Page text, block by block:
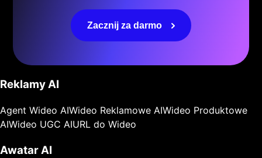
Zacznij za darmo
Reklamy AI
Agent Wideo AIWideo Reklamowe AIWideo Produktowe
AIWideo UGC AIURL do Wideo
Awatar AI